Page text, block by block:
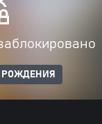
РОЖДЕНИЯ